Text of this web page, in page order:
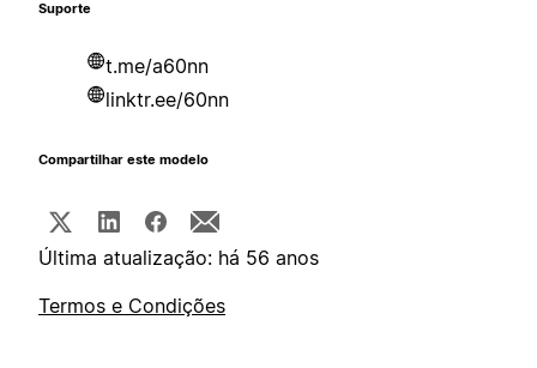
Suporte
t.me/a60nn
linktr.ee/60nn
Compartilhar este modelo
Última atualização: há 56 anos
Termos e Condições